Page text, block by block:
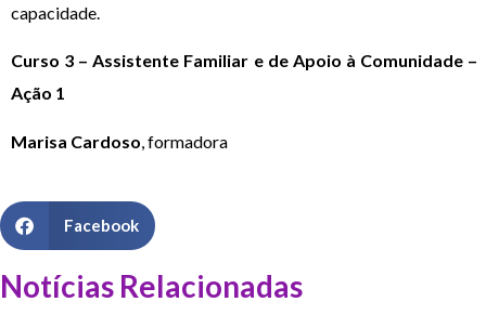
capacidade.
Curso 3 – Assistente Familiar e de Apoio à Comunidade –
Ação 1
Marisa Cardoso , formadora
Facebook
Notícias Relacionadas